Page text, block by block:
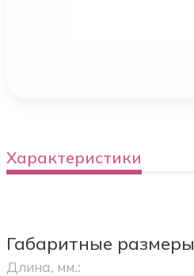
Характеристики
Габаритные размеры
Длина, мм.: